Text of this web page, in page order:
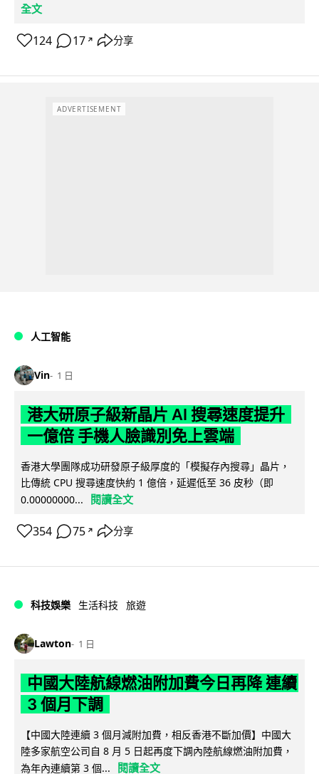
全文
124 17 ↗ 分享
ADVERTISEMENT
人工智能
Vin 1 日
港大研原子級新晶片 AI 搜尋速度提升
一億倍 手機人臉識別免上雲端
香港大學團隊成功研發原子級厚度的「模擬存內搜尋」晶片，
比傳統 CPU 搜尋速度快約 1 億倍，延遲低至 36 皮秒（即
0.00000000...
閱讀全文
354 75 ↗ 分享
科技娛樂 生活科技 旅遊
Lawton 1 日
中國大陸航線燃油附加費今日再降 連續
3 個月下調
【中國大陸連續 3 個月減附加費，相反香港不斷加價】中國大
陸多家航空公司自 8 月 5 日起再度下調內陸航線燃油附加費，
為年內連續第 3 個...
閱讀全文